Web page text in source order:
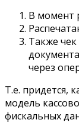
В момент
Также
через
Т.е. придется,
модель
фискальных